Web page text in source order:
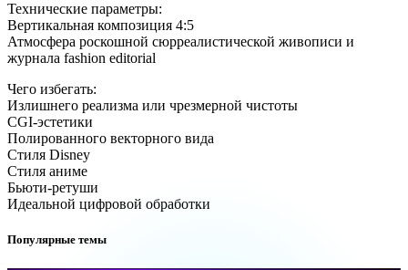
Технические параметры:
Вертикальная композиция 4:5
Атмосфера роскошной сюрреалистической живописи и
журнала fashion editorial
Чего избегать:
Излишнего реализма или чрезмерной чистоты
CGI-эстетики
Полированного векторного вида
Стиля Disney
Стиля аниме
Бьюти-ретуши
Идеальной цифровой обработки
Популярные темы